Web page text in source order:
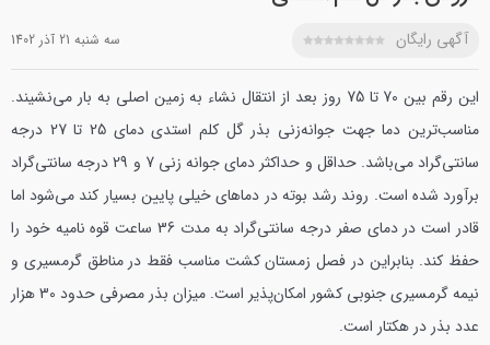
آگهی رایگان سه شنبه 21 آذر 1402
این رقم بین 70 تا 75 روز بعد از انتقال نشاء به زمین اصلی به بار می‌نشیند.
مناسب‌ترین دما جهت جوانه‌زنی بذر گل کلم استدی دمای 25 تا 27 درجه
سانتی‌گراد می‌باشد. حداقل و حداکثر دمای جوانه زنی 7 و 29 درجه سانتی‌گراد
برآورد شده است. روند رشد بوته در دماهای خیلی پایین بسیار کند می‌شود اما
قادر است در دمای صفر درجه سانتی‌گراد به مدت 36 ساعت قوه نامیه خود را
حفظ کند. بنابراین در فصل زمستان کشت مناسب فقط در مناطق گرمسیری و
نیمه گرمسیری جنوبی کشور امکان‌پذیر است. میزان بذر مصرفی حدود 30 هزار
عدد بذر در هکتار است.